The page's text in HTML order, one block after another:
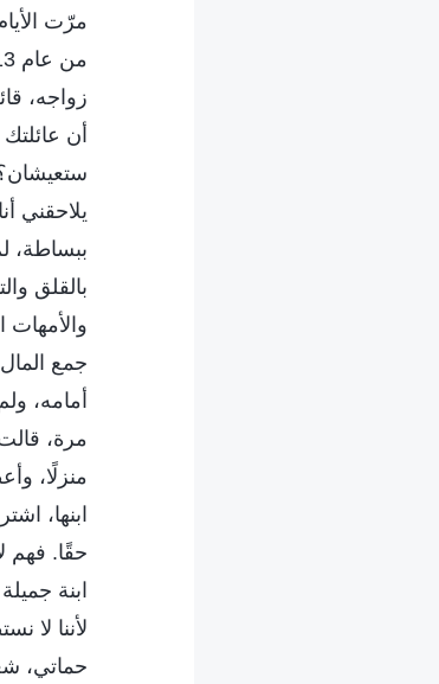
مرّت
زواجه،
أن
يلاحقني
ببساطة،
بالقلق
والأمهات
جمع
أمامه،
مرة،
منزلًا،
ابنها،
حقًا. فهم
ابنة
لأننا لا
حماتي،